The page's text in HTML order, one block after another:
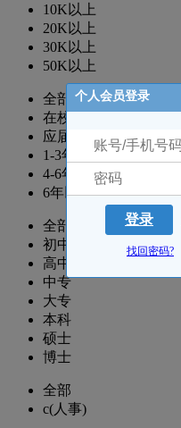
10K以上
20K以上
30K以上
50K以上
全部
在校生
应届生
1-3年
4-6年
6年以上
全部
初中
高中
中专
大专
本科
硕士
博士
全部
c(人事)
个人会员登录
登录
找回密码?